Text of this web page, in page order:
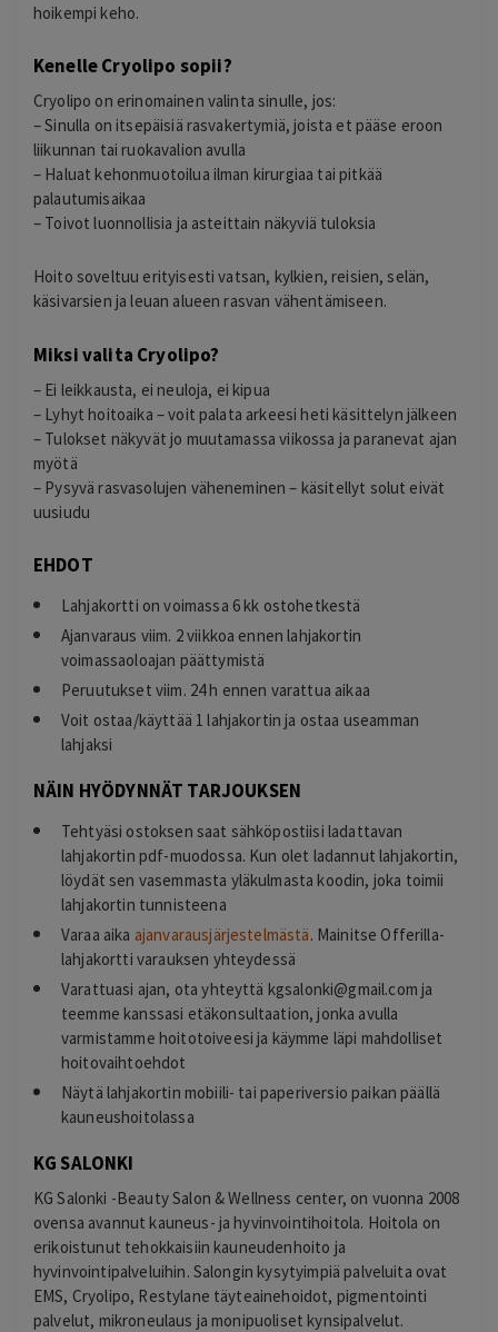
hoikempi keho.
Kenelle Cryolipo sopii?
Cryolipo on erinomainen valinta sinulle, jos:
– Sinulla on itsepäisiä rasvakertymiä, joista et pääse eroon
liikunnan tai ruokavalion avulla
– Haluat kehonmuotoilua ilman kirurgiaa tai pitkää
palautumisaikaa
– Toivot luonnollisia ja asteittain näkyviä tuloksia
Hoito soveltuu erityisesti vatsan, kylkien, reisien, selän,
käsivarsien ja leuan alueen rasvan vähentämiseen.
Miksi valita Cryolipo?
– Ei leikkausta, ei neuloja, ei kipua
– Lyhyt hoitoaika – voit palata arkeesi heti käsittelyn jälkeen
– Tulokset näkyvät jo muutamassa viikossa ja paranevat ajan
myötä
– Pysyvä rasvasolujen väheneminen – käsitellyt solut eivät
uusiudu
EHDOT
Lahjakortti on voimassa 6 kk ostohetkestä
Ajanvaraus viim. 2 viikkoa ennen lahjakortin
voimassaoloajan päättymistä
Peruutukset viim. 24 h ennen varattua aikaa
Voit ostaa/käyttää 1 lahjakortin ja ostaa useamman
lahjaksi
NÄIN HYÖDYNNÄT TARJOUKSEN
Tehtyäsi ostoksen saat sähköpostiisi ladattavan
lahjakortin pdf-muodossa. Kun olet ladannut lahjakortin,
löydät sen vasemmasta yläkulmasta koodin, joka toimii
lahjakortin tunnisteena
Varaa aika ajanvarausjärjestelmästä. Mainitse Offerilla-
lahjakortti varauksen yhteydessä
Varattuasi ajan, ota yhteyttä kgsalonki@gmail.com ja
teemme kanssasi etäkonsultaation, jonka avulla
varmistamme hoitotoiveesi ja käymme läpi mahdolliset
hoitovaihtoehdot
Näytä lahjakortin mobiili- tai paperiversio paikan päällä
kauneushoitolassa
KG SALONKI
KG Salonki -Beauty Salon & Wellness center, on vuonna 2008
ovensa avannut kauneus- ja hyvinvointihoitola. Hoitola on
erikoistunut tehokkaisiin kauneudenhoito ja
hyvinvointipalveluihin. Salongin kysytyimpiä palveluita ovat
EMS, Cryolipo, Restylane täyteainehoidot, pigmentointi
palvelut, mikroneulaus ja monipuoliset kynsipalvelut.